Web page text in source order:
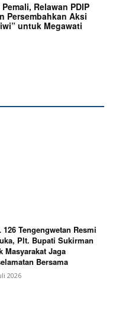
Relawan PDIP
Persembahkan Aksi
untuk Megawati
126 Tengengwetan Resmi
Plt. Bupati Sukirman
Masyarakat Jaga
Bersama
2026